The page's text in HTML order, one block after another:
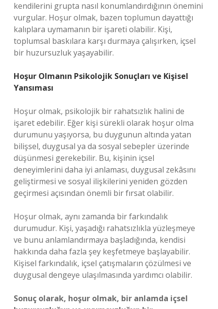
kendilerini grupta nasıl konumlandırdığının önemini
vurgular. Hoşur olmak, bazen toplumun dayattığı
kalıplara uymamanın bir işareti olabilir. Kişi,
toplumsal baskılara karşı durmaya çalışırken, içsel
bir huzursuzluk yaşayabilir.
Hoşur Olmanın Psikolojik Sonuçları ve Kişisel
Yansıması
Hoşur olmak, psikolojik bir rahatsızlık halini de
işaret edebilir. Eğer kişi sürekli olarak hoşur olma
durumunu yaşıyorsa, bu duygunun altında yatan
bilişsel, duygusal ya da sosyal sebepler üzerinde
düşünmesi gerekebilir. Bu, kişinin içsel
deneyimlerini daha iyi anlaması, duygusal zekâsını
geliştirmesi ve sosyal ilişkilerini yeniden gözden
geçirmesi açısından önemli bir fırsat olabilir.
Hoşur olmak, aynı zamanda bir farkındalık
durumudur. Kişi, yaşadığı rahatsızlıkla yüzleşmeye
ve bunu anlamlandırmaya başladığında, kendisi
hakkında daha fazla şey keşfetmeye başlayabilir.
Kişisel farkındalık, içsel çatışmaların çözülmesi ve
duygusal dengeye ulaşılmasında yardımcı olabilir.
Sonuç olarak, hoşur olmak, bir anlamda içsel